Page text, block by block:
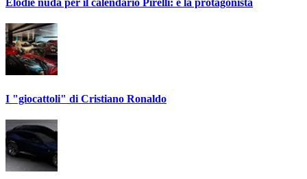
Elodie nuda per il calendario Pirelli: è la protagonista
I "giocattoli" di Cristiano Ronaldo